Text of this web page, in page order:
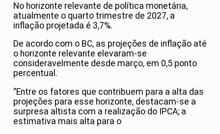
No horizonte relevante de política monetária,
atualmente o quarto trimestre de 2027, a
inflação projetada é 3,7%.
De acordo com o BC, as projeções de inflação até
o horizonte relevante elevaram-se
consideravelmente desde março, em 0,5 ponto
percentual.
“Entre os fatores que contribuem para a alta das
projeções para esse horizonte, destacam-se a
surpresa altista com a realização do IPCA; a
estimativa mais alta para o